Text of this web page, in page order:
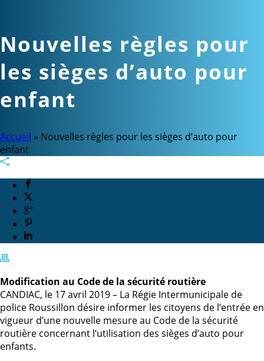
Nouvelles règles pour
les sièges d’auto pour
enfant
Accueil » Nouvelles règles pour les sièges d’auto pour
enfant
Modification au Code de la sécurité routière
CANDIAC, le 17 avril 2019 – La Régie Intermunicipale de
police Roussillon désire informer les citoyens de l’entrée en
vigueur d’une nouvelle mesure au Code de la sécurité
routière concernant l’utilisation des sièges d’auto pour
enfants.